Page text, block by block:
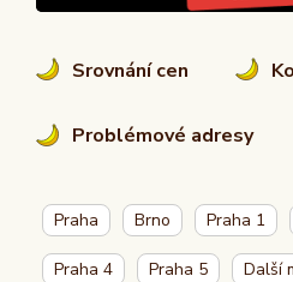
Srovnání cen
Problémové adresy
Praha Brno Praha 1
Praha 4 Praha 5 Další